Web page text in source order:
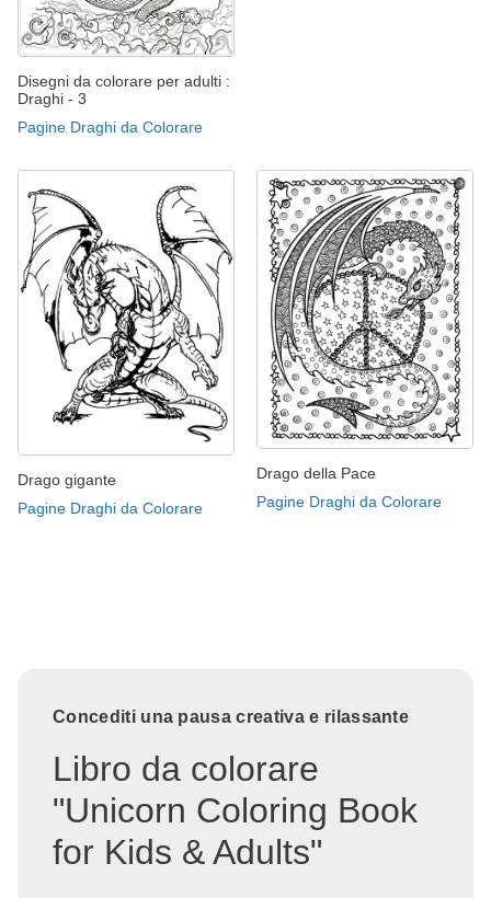
Disegni da colorare per adulti :
Draghi - 3
Pagine Draghi da Colorare
Drago gigante
Pagine Draghi da Colorare
Drago della Pace
Pagine Draghi da Colorare
Concediti una pausa creativa e rilassante
Libro da colorare
"Unicorn Coloring Book
for Kids & Adults"